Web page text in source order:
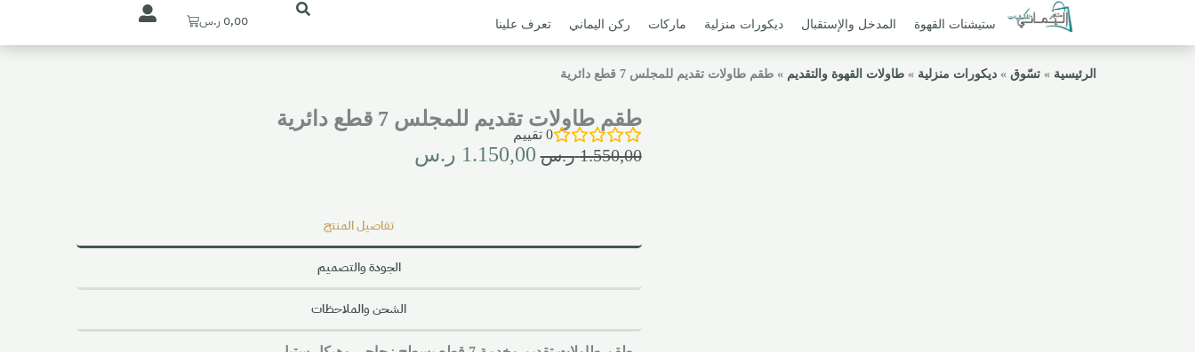
ستيشنات القهوة المدخل والإستقبال ديكورات منزلية ماركات ركن اليماني تعرف علينا 0,00 ر.سCart
الرئيسية »تسّوق »ديكورات منزلية »طاولات القهوة والتقديم »طقم طاولات تقديم للمجلس 7 قطع دائرية
طقم طاولات تقديم للمجلس 7 قطع دائرية
0 تقييم
1.550,00 ر.س 1.150,00 ر.س
تفاصيل المنتج
الجودة والتصميم
الشحن والملاحظات